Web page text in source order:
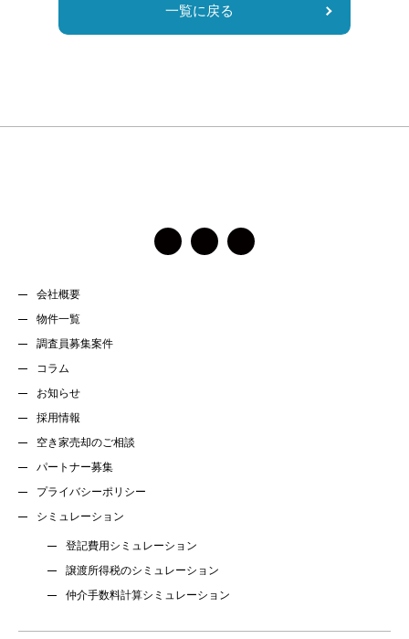
一覧に戻る
会社概要
物件一覧
調査員募集案件
コラム
お知らせ
採用情報
空き家売却のご相談
パートナー募集
プライバシーポリシー
シミュレーション
登記費用シミュレーション
譲渡所得税のシミュレーション
仲介手数料計算シミュレーション